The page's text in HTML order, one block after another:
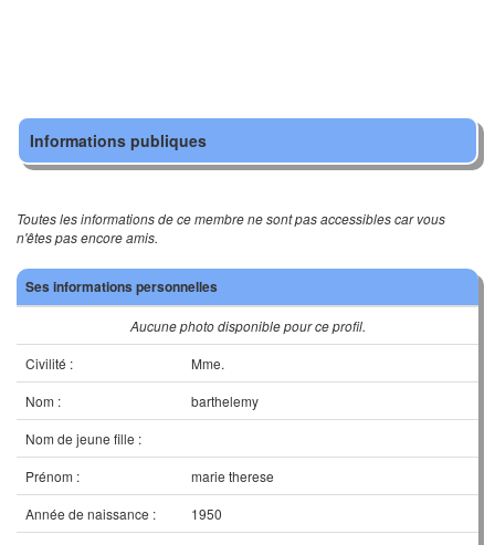
Informations publiques
Toutes les informations de ce membre ne sont pas accessibles car vous
n'êtes pas encore amis.
Ses informations personnelles
Aucune photo disponible pour ce profil.
Civilité :
Mme.
Nom :
barthelemy
Nom de jeune fille :
Prénom :
marie therese
Année de naissance :
1950